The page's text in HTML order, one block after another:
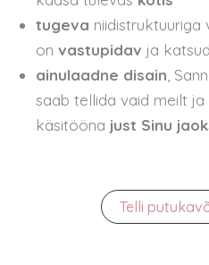
tugeva niidistruktuuriga
on vastupidav ja
ainulaadne disain ,
saab tellida vaid meilt
käsitööna just Sinu
Telli